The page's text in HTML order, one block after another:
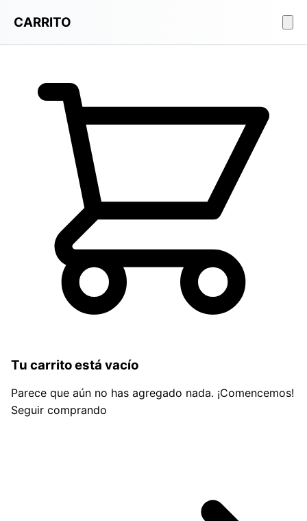
CARRITO
Tu carrito está vacío
Parece que aún no has agregado nada. ¡Comencemos!
Seguir comprando